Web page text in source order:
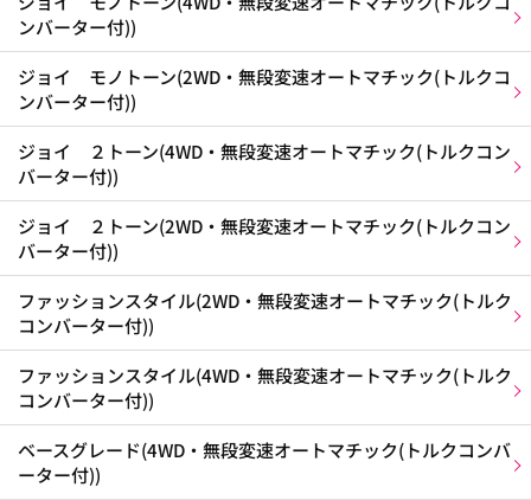
ンバーター付))
ジョイ モノトーン(2WD・無段変速オートマチック(トルクコ
ンバーター付))
ジョイ ２トーン(4WD・無段変速オートマチック(トルクコン
バーター付))
ジョイ ２トーン(2WD・無段変速オートマチック(トルクコン
バーター付))
ファッションスタイル(2WD・無段変速オートマチック(トルク
コンバーター付))
ファッションスタイル(4WD・無段変速オートマチック(トルク
コンバーター付))
ベースグレード(4WD・無段変速オートマチック(トルクコンバ
ーター付))